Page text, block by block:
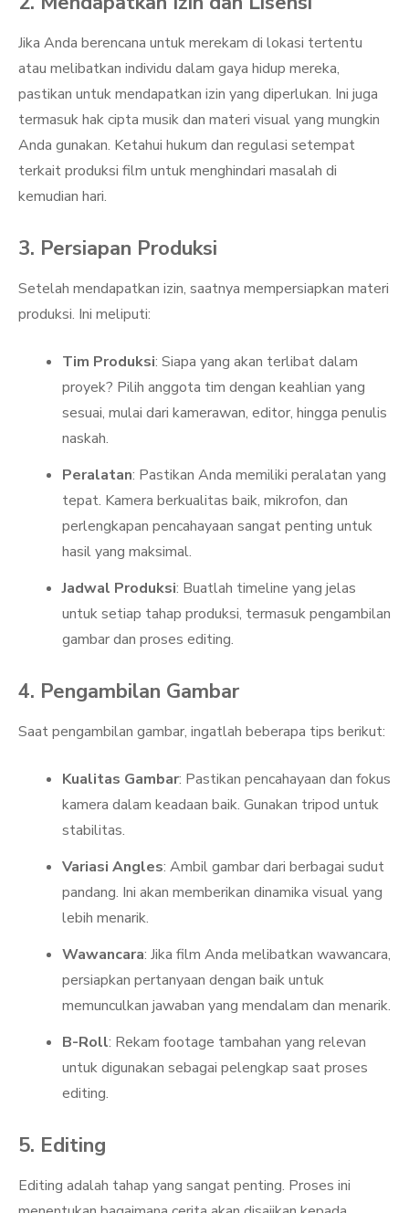
Jika Anda berencana untuk merekam di lokasi tertentu
atau melibatkan individu dalam gaya hidup mereka,
pastikan untuk mendapatkan izin yang diperlukan. Ini juga
termasuk hak cipta musik dan materi visual yang mungkin
Anda gunakan. Ketahui hukum dan regulasi setempat
terkait produksi film untuk menghindari masalah di
kemudian hari.
3. Persiapan Produksi
Setelah mendapatkan izin, saatnya mempersiapkan materi
produksi. Ini meliputi:
Tim Produksi: Siapa yang akan terlibat dalam
proyek? Pilih anggota tim dengan keahlian yang
sesuai, mulai dari kamerawan, editor, hingga penulis
naskah.
Peralatan: Pastikan Anda memiliki peralatan yang
tepat. Kamera berkualitas baik, mikrofon, dan
perlengkapan pencahayaan sangat penting untuk
hasil yang maksimal.
Jadwal Produksi: Buatlah timeline yang jelas
untuk setiap tahap produksi, termasuk pengambilan
gambar dan proses editing.
4. Pengambilan Gambar
Saat pengambilan gambar, ingatlah beberapa tips berikut:
Kualitas Gambar: Pastikan pencahayaan dan fokus
kamera dalam keadaan baik. Gunakan tripod untuk
stabilitas.
Variasi Angles: Ambil gambar dari berbagai sudut
pandang. Ini akan memberikan dinamika visual yang
lebih menarik.
Wawancara: Jika film Anda melibatkan wawancara,
persiapkan pertanyaan dengan baik untuk
memunculkan jawaban yang mendalam dan menarik.
B-Roll: Rekam footage tambahan yang relevan
untuk digunakan sebagai pelengkap saat proses
editing.
5. Editing
Editing adalah tahap yang sangat penting. Proses ini